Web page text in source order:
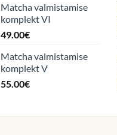
Matcha valmistamise
komplekt VI
49.00€
Matcha valmistamise
komplekt V
55.00€